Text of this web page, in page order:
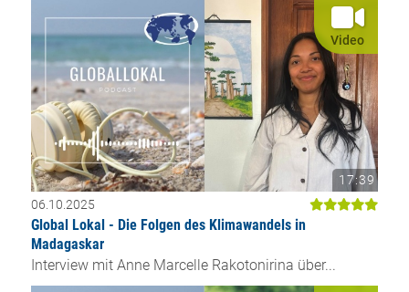
Video
17:39
06.10.2025
Global Lokal - Die Folgen des Klimawandels in
Madagaskar
Interview mit Anne Marcelle Rakotonirina über...